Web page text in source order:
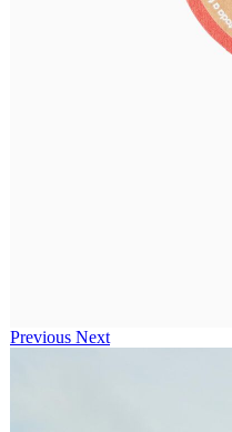
Previous Next